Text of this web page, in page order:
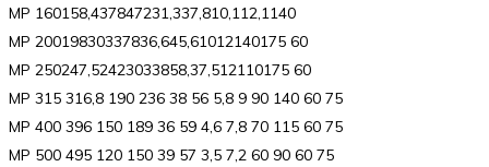
MP 160158,437847231,337,810,112,1140
MP 20019830337836,645,61012140175 60
MP 250247,52423033858,37,512110175 60
MP 315 316,8 190 236 38 56 5,8 9 90 140 60 75
MP 400 396 150 189 36 59 4,6 7,8 70 115 60 75
MP 500 495 120 150 39 57 3,5 7,2 60 90 60 75